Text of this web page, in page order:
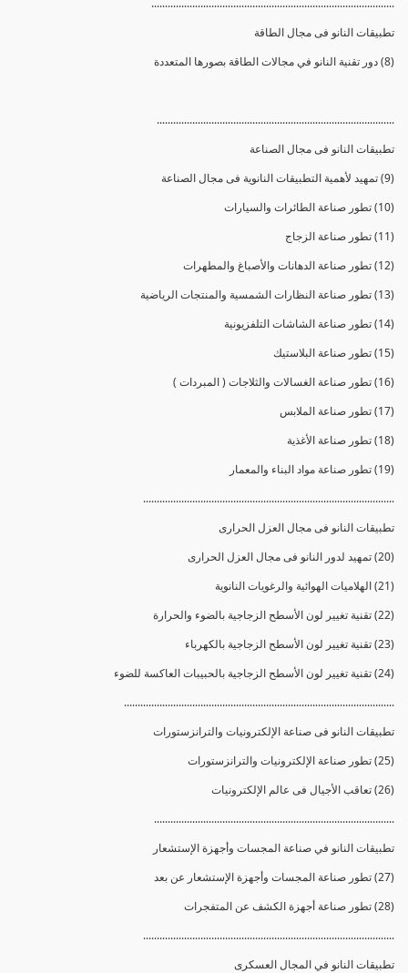
تطبيقات النانو فى مجال الطاقة
(8) دور تقنية النانو في مجالات الطاقة بصورها المتعددة
.......................................................................................
تطبيقات النانو فى مجال الصناعة
(9) تمهيد لأهمية التطبيقات النانوية فى مجال الصناعة
(10) تطور صناعة الطائرات والسيارات
(11) تطور صناعة الزجاج
(12) تطور صناعة الدهانات والأصباغ والمطهرات
(13) تطور صناعة النظارات الشمسية والمنتجات الرياضية
(14) تطور صناعة الشاشات التلفزيونية
(15) تطور صناعة البلاستيك
(16) تطور صناعة الغسالات والثلاجات ( المبردات )
(17) تطور صناعة الملابس
(18) تطور صناعة الأغذية
(19) تطور صناعة مواد البناء والمعمار
............................................................................................
تطبيقات النانو فى مجال العزل الحرارى
(20) تمهيد لدور النانو فى مجال العزل الحرارى
(21) الهلاميات الهوائية والرغويات النانوية
(22) تقنية تغيير لون الأسطح الزجاجية بالضوء والحرارة
(23) تقنية تغيير لون الأسطح الزجاجية بالكهرباء
(24) تقنية تغيير لون الأسطح الزجاجية بالحبيبات العاكسة للضوء
...................................................................................................
تطبيقات النانو فى صناعة الإلكترونيات والترانزستورات
(25) تطور صناعة الإلكترونيات والترانزستورات
(26) تعاقب الأجيال فى عالم الإلكترونيات
........................................................................................
تطبيقات النانو في صناعة المجسات وأجهزة الإستشعار
(27) تطور صناعة المجسات وأجهزة الإستشعار عن بعد
(28) تطور صناعة أجهزة الكشف عن المتفجرات
............................................................................................
تطبيقات النانو في المجال العسكرى